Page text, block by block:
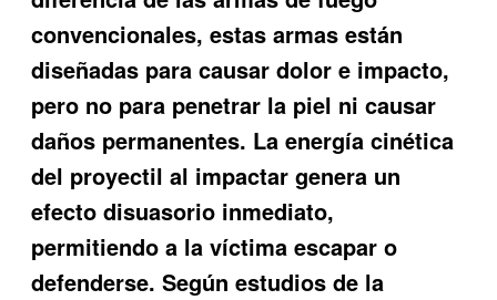
convencionales, estas armas están
diseñadas para causar dolor e impacto,
pero no para penetrar la piel ni causar
daños permanentes. La energía cinética
del proyectil al impactar genera un
efecto disuasorio inmediato,
permitiendo a la víctima escapar o
defenderse. Según estudios de la